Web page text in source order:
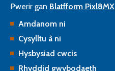
Pwerir gan Blatfform Pixl8MX
Amdanom ni
Cysylltu â ni
Hysbysiad cwcis
Rhyddid gwybodaeth